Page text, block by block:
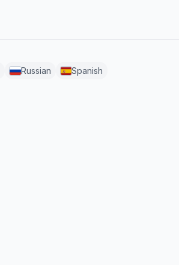
Russian Spanish